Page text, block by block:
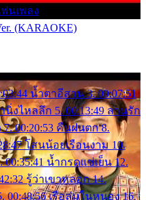
นเพลง
(KARAOKE)
น้ำตาอีสาน 3. 00:07:51
นิ่งไหลลึก 5. 00:13:49 ลานรัก
7. 00:20:53 คืนฝนตก 8.
โสนน้อยเรือนงาม 10.
น้ำกรดแช่เย็น 12.
รู้ว่าเขาหลอก 14.
00:48:56 เรือล่มในหนอง 16.